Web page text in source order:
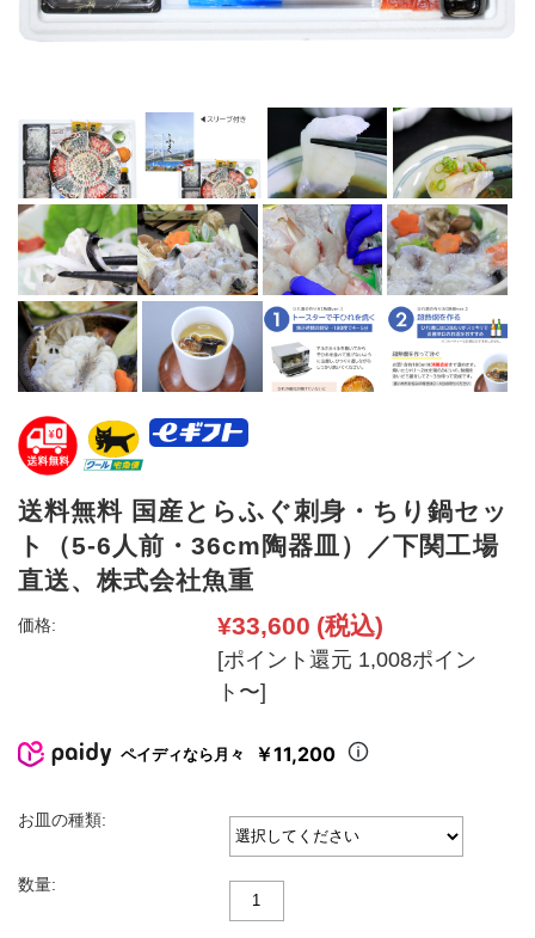
送料無料 国産とらふぐ刺身・ちり鍋セッ
ト（5-6人前・36cm陶器皿）／下関工場
直送、株式会社魚重
価格: ¥33,600 (税込)
[ポイント還元 1,008ポイン
ト〜]
ペイディなら月々 ￥11,200
お皿の種類:
数量: